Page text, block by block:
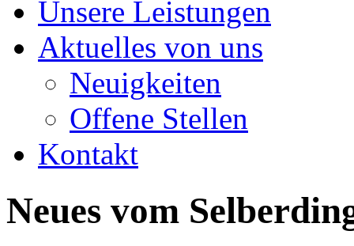
Unsere Leistungen
Aktuelles von uns
Neuigkeiten
Offene Stellen
Kontakt
Neues vom